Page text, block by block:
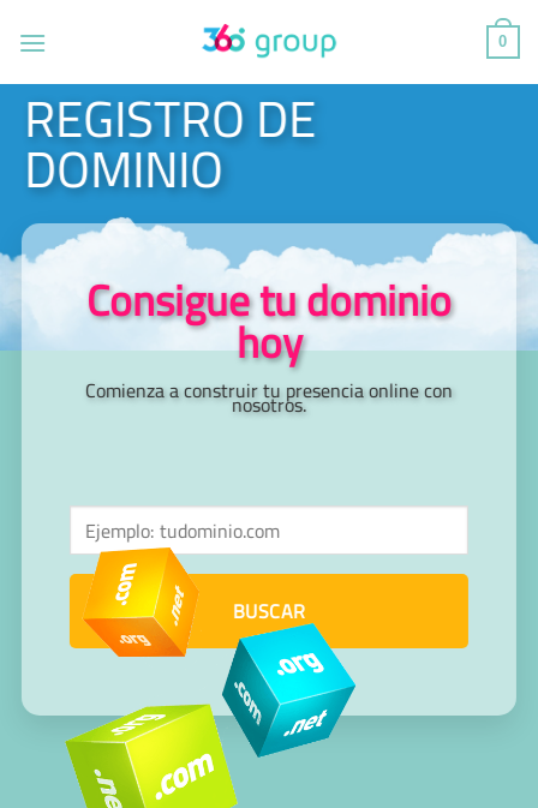
0
Consigue tu dominio
hoy
Comienza a construir tu presencia online con
nosotros.
BUSCAR
REGISTRO DE
DOMINIO